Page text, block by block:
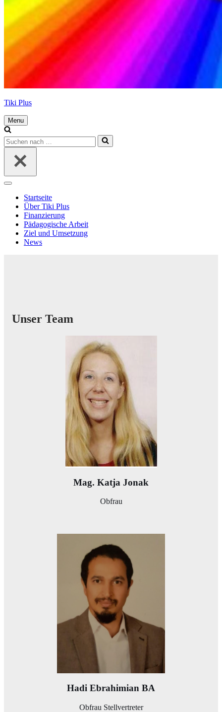
Tiki Plus
Menu
Navigations-
Menü
Suchen
nach …
Navigations-
Startseite
Über Tiki Plus
Finanzierung
Pädagogische Arbeit
Ziel und Umsetzung
News
Unser Team
Mag. Katja Jonak
Obfrau
Hadi Ebrahimian BA
Obfrau Stellvertreter